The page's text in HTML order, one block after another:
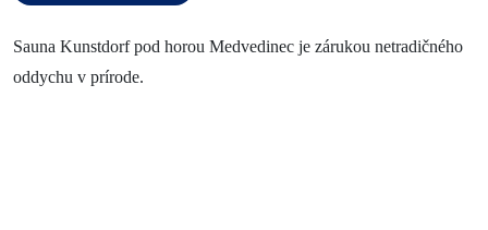
Krupina
Infocentrá
Sauna Kunstdorf pod horou Medvedinec je zárukou netradičného
oddychu v prírode.